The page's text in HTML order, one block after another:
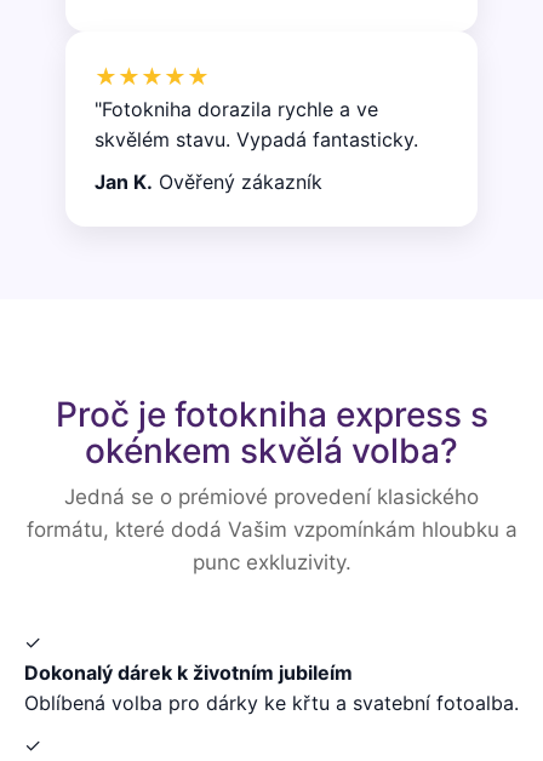
★★★★★
"Fotokniha dorazila rychle a ve
skvělém stavu. Vypadá fantasticky.
Jan K. Ověřený zákazník
Proč je fotokniha express s
okénkem skvělá volba?
Jedná se o prémiové provedení klasického
formátu, které dodá Vašim vzpomínkám hloubku a
punc exkluzivity.
✓
Dokonalý dárek k životním jubileím
Oblíbená volba pro dárky ke křtu a svatební fotoalba.
✓